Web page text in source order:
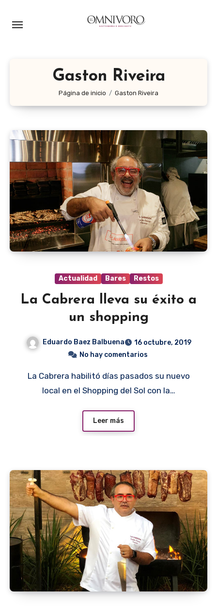
Gaston Riveira
Página de inicio Gaston Riveira
Actualidad Bares Restos
La Cabrera lleva su éxito a
un shopping
Eduardo Baez Balbuena
16 octubre, 2019
No hay comentarios
La Cabrera habilitó días pasados su nuevo
local en el Shopping del Sol con la…
Leer más